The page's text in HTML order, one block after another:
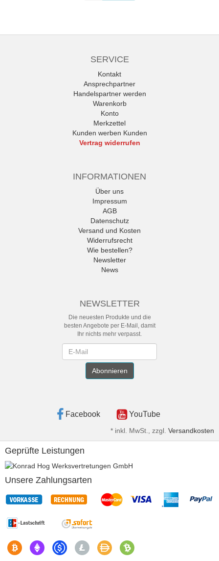
SERVICE
Kontakt
Ansprechpartner
Handelspartner werden
Warenkorb
Konto
Merkzettel
Kunden werben Kunden
Vertrag widerrufen
INFORMATIONEN
Über uns
Impressum
AGB
Datenschutz
Versand und Kosten
Widerrufsrecht
Wie bestellen?
Newsletter
News
NEWSLETTER
Die neuesten Produkte und die
besten Angebote per E-Mail, damit
Ihr nichts mehr verpasst.
Abonnieren
Facebook YouTube
* inkl. MwSt., zzgl. Versandkosten
Geprüfte Leistungen
Unsere Zahlungsarten